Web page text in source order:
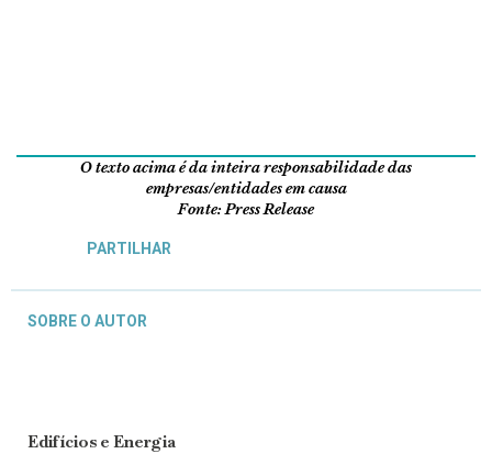
O texto acima é da inteira responsabilidade das
empresas/entidades em causa
Fonte: Press Release
PARTILHAR
SOBRE O AUTOR
Edifícios e Energia